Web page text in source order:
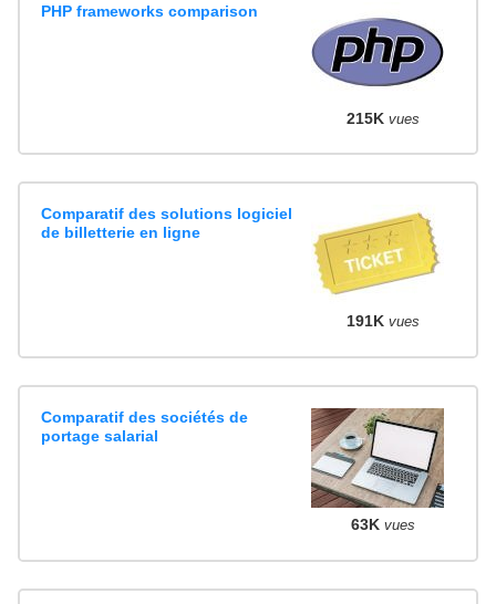
PHP frameworks comparison
215K vues
Comparatif des solutions logiciel
de billetterie en ligne
191K vues
Comparatif des sociétés de
portage salarial
63K vues